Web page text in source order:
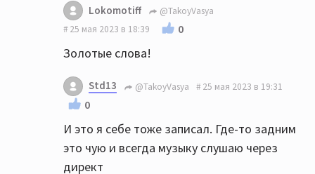
Lokomotiff
@TakoyVasya
25 мая 2023 в 18:39
0
Золотые слова!
Std13 @TakoyVasya 25 мая 2023 в 19:31
0
И это я себе тоже записал. Где-то задним
это чую и всегда музыку слушаю через
директ